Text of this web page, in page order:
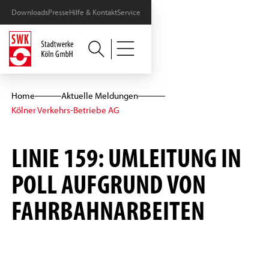
DownloadsPresseHilfe & KontaktService
Home
Aktuelle Meldungen
Kölner Verkehrs-Betriebe AG
LINIE 159: UMLEITUNG IN
POLL AUFGRUND VON
FAHRBAHNARBEITEN